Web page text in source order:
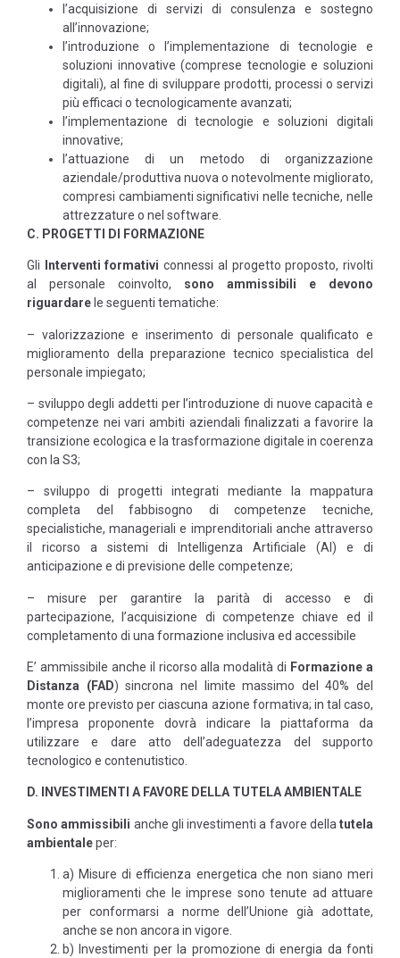
l’acquisizione di servizi di consulenza e sostegno
all’innovazione;
l’introduzione o l’implementazione di tecnologie e
soluzioni innovative (comprese tecnologie e soluzioni
digitali), al fine di sviluppare prodotti, processi o servizi
più efficaci o tecnologicamente avanzati;
l’implementazione di tecnologie e soluzioni digitali
innovative;
l’attuazione di un metodo di organizzazione
aziendale/produttiva nuova o notevolmente migliorato,
compresi cambiamenti significativi nelle tecniche, nelle
attrezzature o nel software.
C. PROGETTI DI FORMAZIONE
Gli Interventi formativi connessi al progetto proposto, rivolti
al personale coinvolto, sono ammissibili e devono
riguardare le seguenti tematiche:
– valorizzazione e inserimento di personale qualificato e
miglioramento della preparazione tecnico specialistica del
personale impiegato;
– sviluppo degli addetti per l’introduzione di nuove capacità e
competenze nei vari ambiti aziendali finalizzati a favorire la
transizione ecologica e la trasformazione digitale in coerenza
con la S3;
– sviluppo di progetti integrati mediante la mappatura
completa del fabbisogno di competenze tecniche,
specialistiche, manageriali e imprenditoriali anche attraverso
il ricorso a sistemi di Intelligenza Artificiale (AI) e di
anticipazione e di previsione delle competenze;
– misure per garantire la parità di accesso e di
partecipazione, l’acquisizione di competenze chiave ed il
completamento di una formazione inclusiva ed accessibile
E’ ammissibile anche il ricorso alla modalità di Formazione a
Distanza (FAD) sincrona nel limite massimo del 40% del
monte ore previsto per ciascuna azione formativa; in tal caso,
l’impresa proponente dovrà indicare la piattaforma da
utilizzare e dare atto dell’adeguatezza del supporto
tecnologico e contenutistico.
D. INVESTIMENTI A FAVORE DELLA TUTELA AMBIENTALE
Sono ammissibili anche gli investimenti a favore della tutela
ambientaleper:
a) Misure di efficienza energetica che non siano meri
miglioramenti che le imprese sono tenute ad attuare
per conformarsi a norme dell’Unione già adottate,
anche se non ancora in vigore.
b) Investimenti per la promozione di energia da fonti